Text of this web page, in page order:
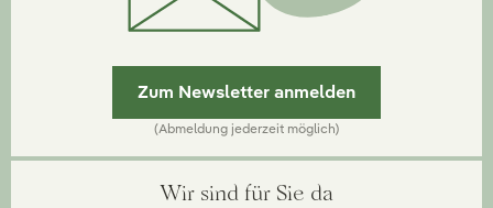
Zum Newsletter anmelden
(Abmeldung jederzeit möglich)
Wir sind für Sie da